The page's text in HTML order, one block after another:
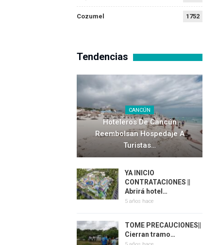
Cozumel 1752
Tendencias
CANCÚN
Hoteleros De Cancún
Reembolsan Hospedaje A
Turistas…
YA INICIO
CONTRATACIONES ||
Abrirá hotel…
5 años hace
TOME PRECAUCIONES||
Cierran tramo…